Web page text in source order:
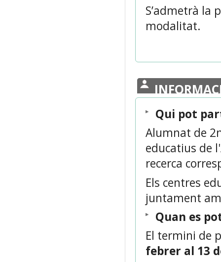
S’admetrà la
modalitat.
Qui pot
Alumnat de
educatius de
recerca
Els centres
juntament
Quan es
El termini de
febrer al 13